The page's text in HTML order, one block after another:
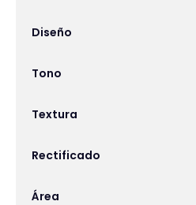
Diseño
Tono
Textura
Rectificado
Área